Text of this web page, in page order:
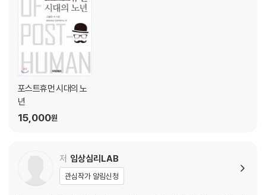
CHAPTER 1 기초 심리평가
CHAPTER 2 기초 심리상담
CHAPTER 3 심리치료
CHAPTER 4 자문·심리재활
포스트휴먼 시대의 노
년
15,000원
저 임상심리LAB
관심작가 알림신청